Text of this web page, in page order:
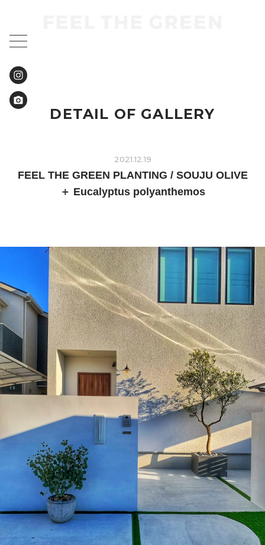
DETAIL OF GALLERY
2021.12.19
FEEL THE GREEN PLANTING / SOUJU OLIVE
＋ Eucalyptus polyanthemos